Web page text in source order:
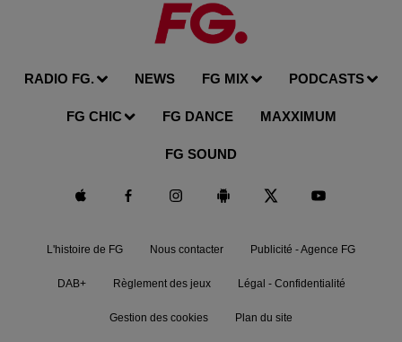
RADIO FG. NEWS FG MIX PODCASTS
FG CHIC FG DANCE MAXXIMUM
FG SOUND
L'histoire de FG Nous contacter Publicité - Agence FG
DAB+ Règlement des jeux Légal - Confidentialité
Gestion des cookies Plan du site